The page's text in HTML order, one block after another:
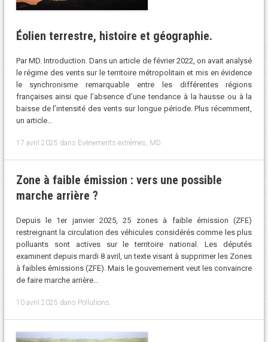
Éolien terrestre, histoire et géographie.
Par MD. Introduction. Dans un article de février 2022, on avait analysé
le régime des vents sur le territoire métropolitain et mis en évidence
le synchronisme remarquable entre les différentes régions
françaises ainsi que l’absence d’une tendance à la hausse ou à la
baisse de l’intensité des vents sur longue période. Plus récemment,
un article…
17 avril 2025 dans Evènements extrêmes MD.
Zone à faible émission : vers une possible
marche arrière ?
Depuis le 1er janvier 2025, 25 zones à faible émission (ZFE)
restreignant la circulation des véhicules considérés comme les plus
polluants sont actives sur le territoire national. Les députés
examinent depuis mardi 8 avril, un texte visant à supprimer les Zones
à faibles émissions (ZFE). Mais le gouvernement veut les convaincre
de faire marche arrière…
10 avril 2025 dans Pollutions